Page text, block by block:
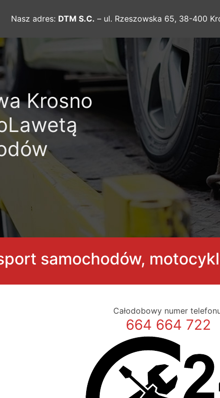
Nasz adres: DTM S.C. – ul. Rzeszowska 65, 38-400
Krosno
samochodów,
Całodobowy numer
664 664 722